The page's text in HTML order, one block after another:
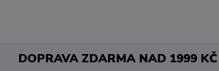
DOPRAVA ZDARMA NAD 1999